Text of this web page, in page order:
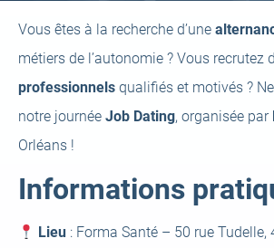
Vous êtes à la recherche d’une
métiers de l’autonomie ? Vous recrutez
professionnels qualifiés et motivés ?
notre journée Job Dating, organisée par
Orléans !
Informations
Lieu : Forma Santé – 50 rue Tudelle,